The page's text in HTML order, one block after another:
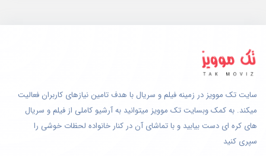
سایت تک موویز در زمینه فیلم و سریال با هدف تامین نیازهای کاربران فعالیت
میکند. به کمک وبسایت تک موویز میتوانید به آرشیو کاملی از فیلم و سریال
های کره ای دست بیابید و با تماشای آن در کنار خانواده لحظات خوشی را
سپری کنید